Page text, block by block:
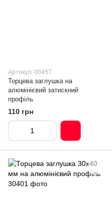
Артикул: 00457
Торцева заглушка на
алюмінієвий затискний
профіль
110 грн